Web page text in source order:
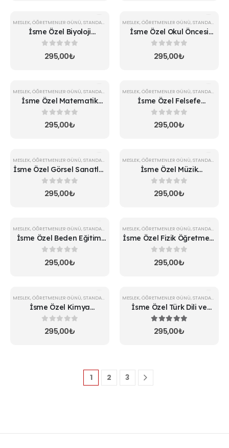
MESLEK, ÖĞRETMENLER GÜNÜ, STANDART KUPA
İsme Özel Biyoloji
Öğretmeni Kupa
05 üzerinden
295,00₺
MESLEK, ÖĞRETMENLER GÜNÜ, STANDART KUPA
İsme Özel Okul Öncesi
Öğretmeni Kupa
05 üzerinden
295,00₺
MESLEK, ÖĞRETMENLER GÜNÜ, STANDART KUPA
İsme Özel Matematik
Öğretmeni Kupa
05 üzerinden
295,00₺
MESLEK, ÖĞRETMENLER GÜNÜ, STANDART KUPA
İsme Özel Felsefe
Öğretmeni Kupa
05 üzerinden
295,00₺
MESLEK, ÖĞRETMENLER GÜNÜ, STANDART KUPA
İsme Özel Görsel Sanatlar
Öğretmeni Kupa
05 üzerinden
295,00₺
MESLEK, ÖĞRETMENLER GÜNÜ, STANDART KUPA
İsme Özel Müzik
Öğretmeni Kupa
05 üzerinden
295,00₺
MESLEK, ÖĞRETMENLER GÜNÜ, STANDART KUPA
İsme Özel Beden Eğitimi
Öğretmeni Kupa
05 üzerinden
295,00₺
MESLEK, ÖĞRETMENLER GÜNÜ, STANDART KUPA
İsme Özel Fizik Öğretmeni
Kupa
05 üzerinden
295,00₺
MESLEK, ÖĞRETMENLER GÜNÜ, STANDART KUPA
İsme Özel Kimya
Öğretmeni Kupa
05 üzerinden
295,00₺
MESLEK, ÖĞRETMENLER GÜNÜ, STANDART KUPA
İsme Özel Türk Dili ve
Edebiyatı Öğretmeni Kupa
5.005 üzerinden
295,00₺
1 2 3